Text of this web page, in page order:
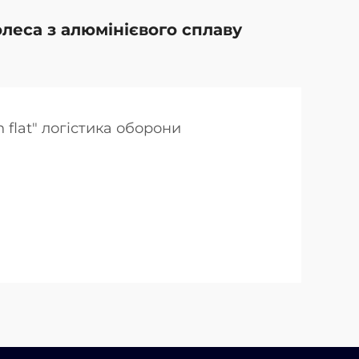
з алюмінієвого сплаву
логістика оборони